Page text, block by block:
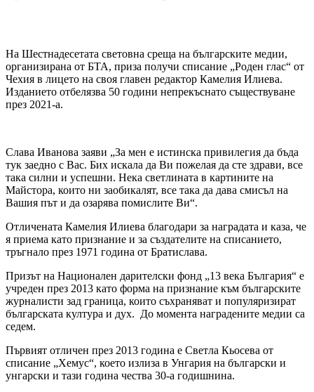
На Шестнадесетата световна среща на българските медии,
организирана от БТА, приза получи списание „Роден глас“ от
Чехия в лицето на своя главен редактор Камелия Илиева.
Изданието отбелязва 50 години непрекъснато съществуване
през 2021-а.
Слава Иванова заяви „За мен е истинска привилегия да бъда
тук заедно с Вас. Бих искала да Ви пожелая да сте здрави, все
така силни и успешни. Нека светлината в картините на
Майстора, които ни заобикалят, все така да дава смисъл на
Вашия път и да озарява помислите Ви“.
Отличената Камелия Илиева благодари за наградата и каза, че
я приема като признание и за създателите на списанието,
тръгнало през 1971 година от Братислава.
Призът на Национален дарителски фонд „13 века България“ е
учреден през 2013 като форма на признание към българските
журналисти зад граница, които съхраняват и популяризират
българската култура и дух. До момента наградените медии са
седем.
Първият отличен през 2013 година е Светла Кьосева от
списание „Хемус“, което излиза в Унгария на български и
унгарски и тази година чества 30-а годишнина.